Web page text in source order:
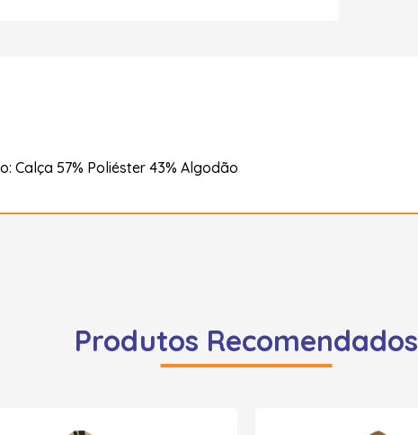
Calça 57% Poliéster 43% Algodão
Produtos Recomendados